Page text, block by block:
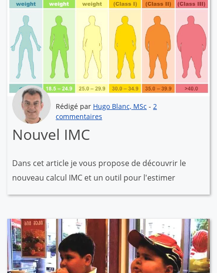
Rédigé par Hugo Blanc, MSc - 2
commentaires
Nouvel IMC
Dans cet article je vous propose de découvrir le
nouveau calcul IMC et un outil pour l'estimer